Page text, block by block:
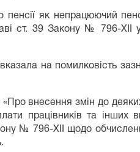
як непрацюючий
ст. 39 Закону № 796-
на помилковість
внесення змін до
працівників та інших
№ 796-XII щодо